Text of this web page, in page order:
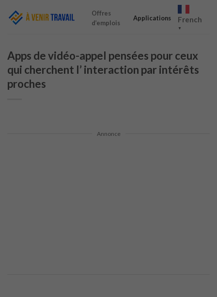
Offres
d’emplois
Applications French
▼
Apps de vidéo-appel pensées pour ceux
qui cherchent l’ interaction par intérêts
proches
Annonce